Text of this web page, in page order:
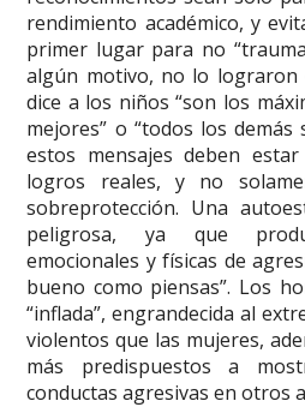
rendimiento académico, y
primer lugar para no
algún motivo, no lo lograron
dice a los niños “son los
mejores” o “todos los demás
estos mensajes deben
logros reales, y no
sobreprotección. Una
peligrosa, ya que
emocionales y físicas de
bueno como piensas”. Los
“inflada”, engrandecida al
violentos que las mujeres,
más predispuestos a
conductas agresivas en otros